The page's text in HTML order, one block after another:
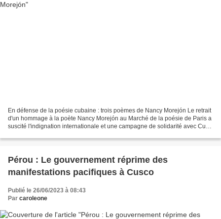
En défense de la poésie cubaine : trois poèmes de Nancy Morejón Le retrait
d'un hommage à la poète Nancy Morejón au Marché de la poésie de Paris a
suscité l'indignation internationale et une campagne de solidarité avec Cuba
Pérou : Le gouvernement réprime des
manifestations pacifiques à Cusco
Publié le 26/06/2023 à 08:43
Par caroleone